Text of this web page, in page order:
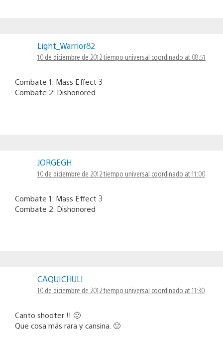
Light_Warrior82
10 de diciembre de 2012 tiempo universal coordinado at 08:51
Combate 1: Mass Effect 3
Combate 2: Dishonored
JORGEGH
10 de diciembre de 2012 tiempo universal coordinado at 11:00
Combate 1: Mass Effect 3
Combate 2: Dishonored
CAQUICHULI
10 de diciembre de 2012 tiempo universal coordinado at 11:30
Canto shooter !! 🙁
Que cosa más rara y cansina. 🙁